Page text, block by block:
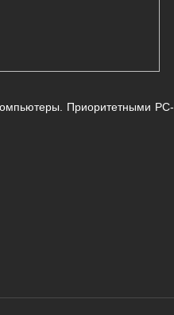
Приоритетными PC-